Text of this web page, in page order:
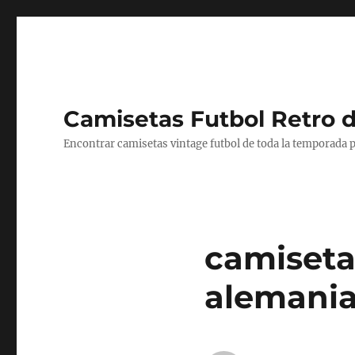
Camisetas Futbol Retro
Encontrar camisetas vintage futbol de toda la temporada